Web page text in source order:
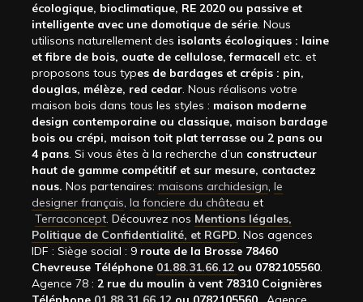
écologique, bioclimatique, RE 2020 ou passive et
intelligente avec une domotique de série. Nous
utilisons naturellement des isolants écologiques : laine
et fibre de bois, ouate de cellulose, fermacell etc. et
proposons tous types de bardages et crépis : pin,
douglas, mélèze, red cedar. Nous réalisons votre
maison bois dans tous les styles : maison moderne
design contemporaine ou classique, maison bardage
bois ou crépi, maison toit plat terrasse ou 2 pans ou
4 pans. Si vous êtes à la recherche d’un constructeur
haut de gamme compétitif et sur mesure, contactez
nous. Nos partenaires: maisons archidesign, le
designer français, la fonciere du château et
Terraconcept. Découvrez nos Mentions légales,
Politique de Confidentialité, et RGPD. Nos agences
IDF : Siège social : 9 route de la Brosse 78460
Chevreuse Téléphone 01.88.31.66.12 ou 0782105560.
Agence 78 : 2 rue du moulin à vent 78310 Coignières